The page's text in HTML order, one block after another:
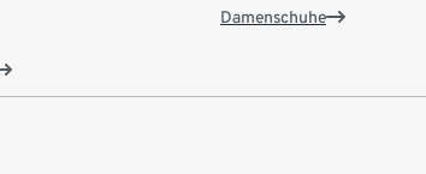
Damenschuhe